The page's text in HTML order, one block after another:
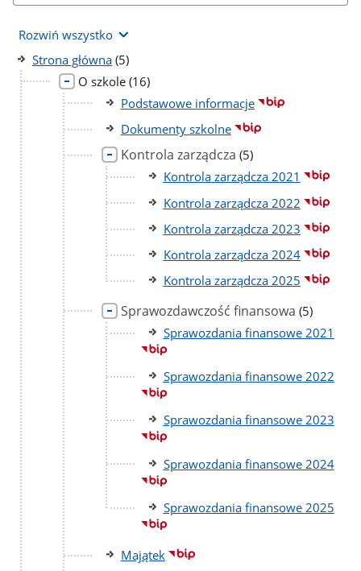
Rozwiń wszystko
Strona główna liczba
podstron
(5)
O szkole liczba
podstron
(16)
Podstawowe informacje
Dokumenty szkolne
Kontrola zarządcza liczba
podstron
(5)
Kontrola zarządcza 2021
Kontrola zarządcza 2022
Kontrola zarządcza 2023
Kontrola zarządcza 2024
Kontrola zarządcza 2025
Sprawozdawczość finansowa liczba
podstron
(5)
Sprawozdania finansowe 2021
Sprawozdania finansowe 2022
Sprawozdania finansowe 2023
Sprawozdania finansowe 2024
Sprawozdania finansowe 2025
Majątek